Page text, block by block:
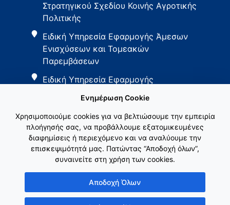
Στρατηγικού Σχεδίου Κοινής Αγροτικής
Πολιτικής
Ειδική Υπηρεσία Εφαρμογής Άμεσων
Ενισχύσεων και Τομεακών
Παρεμβάσεων
Ειδική Υπηρεσία Εφαρμογής
Εθνικό Δίκτυο ΚΑΠ
Ενημέρωση Cookie
Χρησιμοποιούμε cookies για να βελτιώσουμε την εμπειρία
πλοήγησής σας, να προβάλλουμε εξατομικευμένες
διαφημίσεις ή περιεχόμενο και να αναλύουμε την
επισκεψιμότητά μας. Πατώντας “Αποδοχή όλων”,
συναινείτε στη χρήση των cookies.
Αποδοχή Όλων